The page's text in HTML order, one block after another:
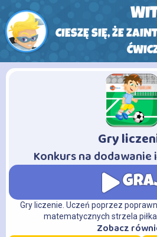
CIESZĘ SIĘ, ŻE
Gry
-
Konkurs na
Gry liczenie. Uczeń poprzez
matematycznych strzela
Zobacz